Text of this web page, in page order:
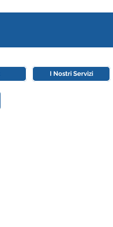
I Nostri Servizi